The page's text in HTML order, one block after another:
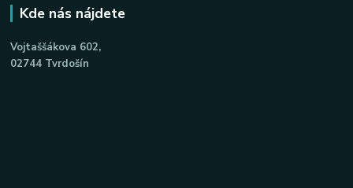
Kde nás nájdete
Vojtaššákova 602,
02744 Tvrdošín